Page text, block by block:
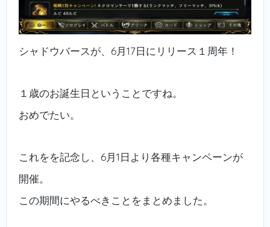
シャドウバースが、6月17日にリリース１周年！
１歳のお誕生日ということですね。
おめでたい。
これをを記念し、6月1日より各種キャンペーンが
開催。
この期間にやるべきことをまとめました。